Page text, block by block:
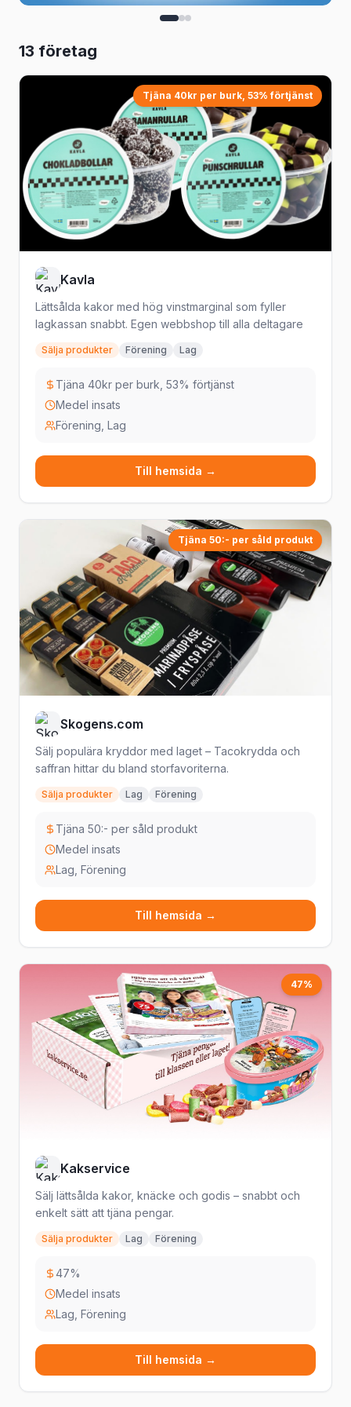
13 företag
Tjäna 40kr per burk, 53% förtjänst
Kavla
Lättsålda kakor med hög vinstmarginal som fyller
lagkassan snabbt. Egen webbshop till alla deltagare
Sälja produkter Förening Lag
Tjäna 40kr per burk, 53% förtjänst
Medel insats
Förening, Lag
Till hemsida →
Tjäna 50:- per såld produkt
Skogens.com
Sälj populära kryddor med laget – Tacokrydda och
saffran hittar du bland storfavoriterna.
Sälja produkter Lag Förening
Tjäna 50:- per såld produkt
Medel insats
Lag, Förening
Till hemsida →
47%
Kakservice
Sälj lättsålda kakor, knäcke och godis – snabbt och
enkelt sätt att tjäna pengar.
Sälja produkter Lag Förening
47%
Medel insats
Lag, Förening
Till hemsida →